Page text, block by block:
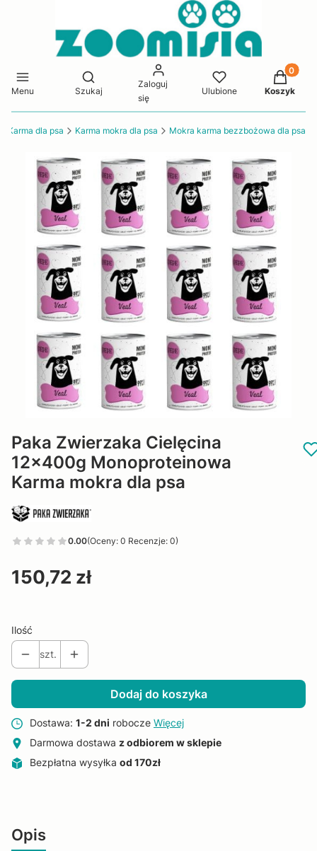
Menu
Otwórz wyszukiwarkę
Szukaj
Zaloguj
się
Ulubione Koszyk
Karma dla psa Karma mokra dla psa Mokra karma bezzbożowa dla psa
Paka Zwierzaka Cielęcina
12x400g Monoproteinowa
Karma mokra dla psa
0.00(Oceny: 0 Recenzje: 0)
Cena
150,72 zł
Ilość
szt.
Dodaj do koszyka
Dostawa: 1-2 dni robocze Więcej
Darmowa dostawa z odbiorem w sklepie
Bezpłatna wysyłka od 170zł
Opis